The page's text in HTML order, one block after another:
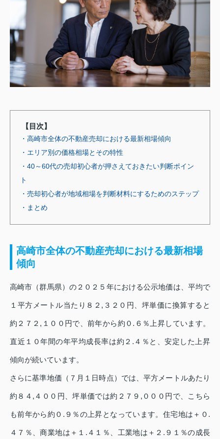
【目次】
・高崎市全体の不動産売却における最新相場傾向
・エリア別の価格相場とその特性
・40～60代の売却初心者が押さえておきたい判断ポイン
ト
・売却初心者が地域相場を判断材料にするためのステップ
・まとめ
高崎市全体の不動産売却における最新相場
傾向
高崎市（群馬県）の２０２５年における公示地価は、平均で
１平方メートル当たり８２,３２０円、坪単価に換算すると
約２７２,１００円で、前年から約０.６％上昇しています。
直近１０年間の年平均成長率は約２.４％と、安定した上昇
傾向が続いています。
さらに基準地価（７月１日時点）では、平方メートルあたり
約８４,４００円、坪単価では約２７９,０００円で、こちら
も前年から約０.９％の上昇となっています。住宅地は＋０.
４７％、商業地は＋１.４１％、工業地は＋２.９１％の成長